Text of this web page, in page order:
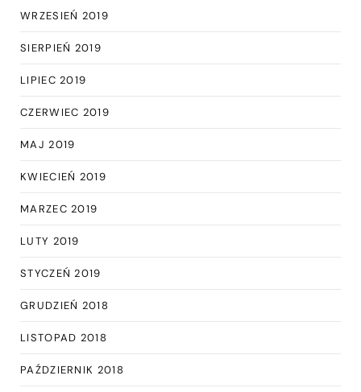
WRZESIEŃ 2019
SIERPIEŃ 2019
LIPIEC 2019
CZERWIEC 2019
MAJ 2019
KWIECIEŃ 2019
MARZEC 2019
LUTY 2019
STYCZEŃ 2019
GRUDZIEŃ 2018
LISTOPAD 2018
PAŹDZIERNIK 2018